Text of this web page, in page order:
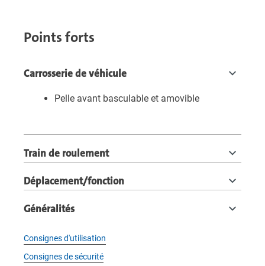
Points forts
Carrosserie de véhicule
Pelle avant basculable et amovible
Train de roulement
Déplacement/fonction
Généralités
Consignes d'utilisation
Consignes de sécurité